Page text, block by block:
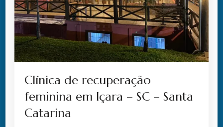
Clínica de recuperação
feminina em Içara – SC – Santa
Catarina